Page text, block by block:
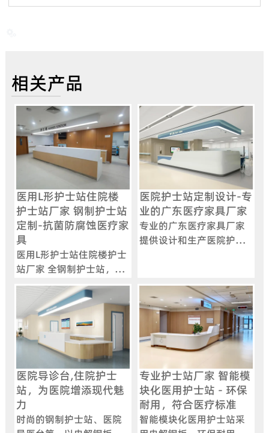
相关产品
医用L形护士站住院楼
护士站厂家 钢制护士站
定制-抗菌防腐蚀医疗家
具
医用L形护士站住院楼护士
站厂家 全钢制护士站，采
用酸洗磷化工艺，防锈耐
磨，支持模块化组合与智
能化功能扩展。
医院护士站定制设计-专
业的广东医疗家具厂家
专业的广东医疗家具厂家
提供设计和生产医院护士
提供弧形、U型等多样化设
计，支持定制化服务。
医院导诊台,住院护士
站，为医院增添现代魅
力
时尚的钢制护士站、医院
专业护士站厂家 智能模
块化医用护士站 - 环保
耐用，符合医疗标准
智能模块化医用护士站采